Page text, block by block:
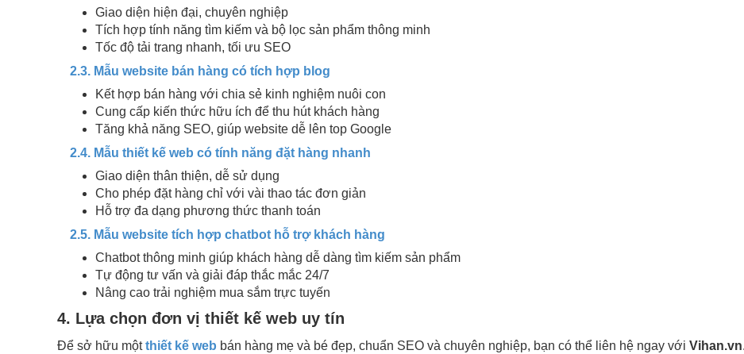
Giao diện hiện đại, chuyên nghiệp
Tích hợp tính năng tìm kiếm và bộ lọc sản phẩm thông minh
Tốc độ tải trang nhanh, tối ưu SEO
2.3. Mẫu website bán hàng có tích hợp blog
Kết hợp bán hàng với chia sẻ kinh nghiệm nuôi con
Cung cấp kiến thức hữu ích để thu hút khách hàng
Tăng khả năng SEO, giúp website dễ lên top Google
2.4. Mẫu thiết kế web có tính năng đặt hàng nhanh
Giao diện thân thiện, dễ sử dụng
Cho phép đặt hàng chỉ với vài thao tác đơn giản
Hỗ trợ đa dạng phương thức thanh toán
2.5. Mẫu website tích hợp chatbot hỗ trợ khách hàng
Chatbot thông minh giúp khách hàng dễ dàng tìm kiếm sản phẩm
Tự động tư vấn và giải đáp thắc mắc 24/7
Nâng cao trải nghiệm mua sắm trực tuyến
4. Lựa chọn đơn vị thiết kế web uy tín
Để sở hữu mộtthiết kế web bán hàng mẹ và bé đẹp, chuẩn SEO và chuyên nghiệp, bạn có thể liên hệ ngay với Vihan.vn